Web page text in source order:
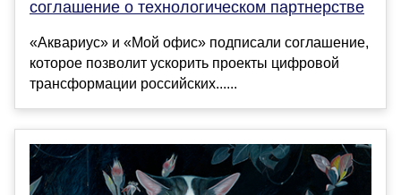
соглашение о технологическом партнерстве
«Аквариус» и «Мой офис» подписали соглашение,
которое позволит ускорить проекты цифровой
трансформации российских......